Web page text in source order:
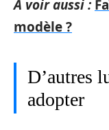
A voir aussi :
modèle ?
D’autres
adopter